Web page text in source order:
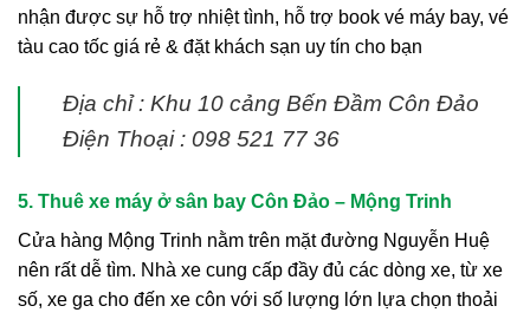
nhận được sự hỗ trợ nhiệt tình, hỗ trợ book vé máy bay, vé
tàu cao tốc giá rẻ & đặt khách sạn uy tín cho bạn
Địa chỉ : Khu 10 cảng Bến Đầm Côn Đảo
Điện Thoại : 098 521 77 36
5. Thuê xe máy ở sân bay Côn Đảo – Mộng Trinh
Cửa hàng Mộng Trinh nằm trên mặt đường Nguyễn Huệ
nên rất dễ tìm. Nhà xe cung cấp đầy đủ các dòng xe, từ xe
số, xe ga cho đến xe côn với số lượng lớn lựa chọn thoải